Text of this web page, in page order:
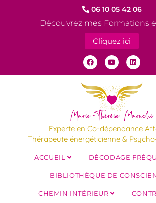
06 10 05 42 06
Découvrez mes Formations
Cliquez ici
Experte en Co-dépendance
Thérapeute énergéticienne &
ACCUEIL DÉCODAGE
BIBLIOTHÈQUE DE
CHEMIN INTÉRIEUR